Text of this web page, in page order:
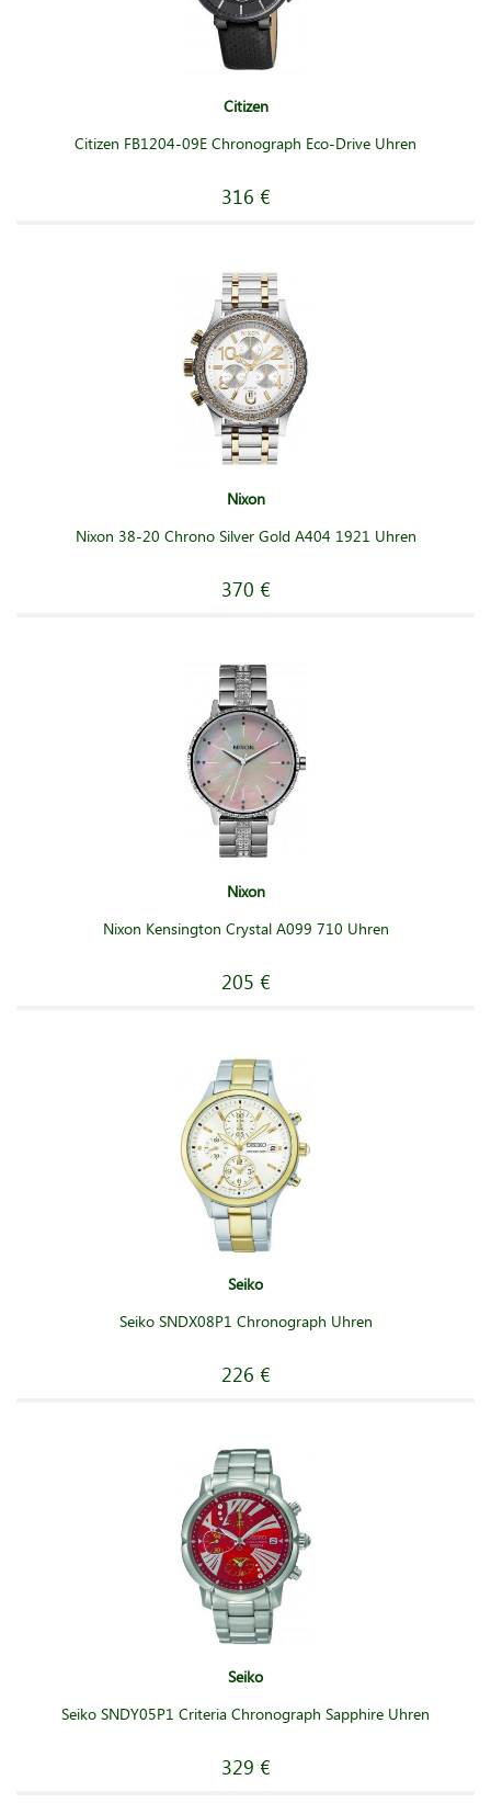
Citizen
Citizen FB1204-09E Chronograph Eco-Drive Uhren
316 €
Nixon
Nixon 38-20 Chrono Silver Gold A404 1921 Uhren
370 €
Nixon
Nixon Kensington Crystal A099 710 Uhren
205 €
Seiko
Seiko SNDX08P1 Chronograph Uhren
226 €
Seiko
Seiko SNDY05P1 Criteria Chronograph Sapphire Uhren
329 €